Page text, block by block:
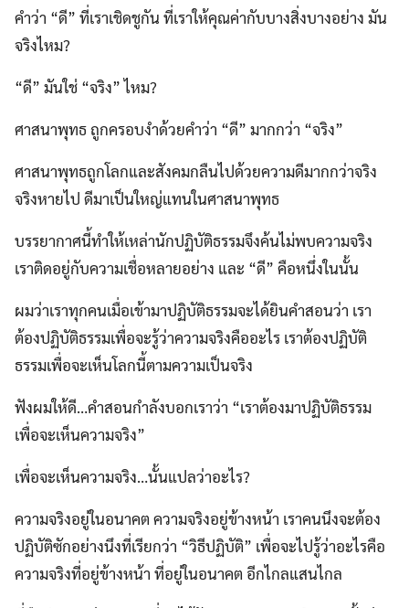
คำว่า “ดี” ที่เราเชิดชูกัน ที่เราให้คุณค่ากับบางสิ่งบางอย่าง มัน
จริงไหม?
“ดี” มันใช่ “จริง” ไหม?
ศาสนาพุทธ ถูกครอบงำด้วยคำว่า “ดี” มากกว่า “จริง”
ศาสนาพุทธถูกโลกและสังคมกลืนไปด้วยความดีมากกว่าจริง
จริงหายไป ดีมาเป็นใหญ่แทนในศาสนาพุทธ
บรรยากาศนี้ทำให้เหล่านักปฏิบัติธรรมจึงค้นไม่พบความจริง
เราติดอยู่กับความเชื่อหลายอย่าง และ “ดี” คือหนึ่งในนั้น
ผมว่าเราทุกคนเมื่อเข้ามาปฏิบัติธรรมจะได้ยินคำสอนว่า เรา
ต้องปฏิบัติธรรมเพื่อจะรู้ว่าความจริงคืออะไร เราต้องปฏิบัติ
ธรรมเพื่อจะเห็นโลกนี้ตามความเป็นจริง
ฟังผมให้ดี…คำสอนกำลังบอกเราว่า “เราต้องมาปฏิบัติธรรม
เพื่อจะเห็นความจริง”
เพื่อจะเห็นความจริง…นั้นแปลว่าอะไร?
ความจริงอยู่ในอนาคต ความจริงอยู่ข้างหน้า เราคนนึงจะต้อง
ปฏิบัติซักอย่างนึงที่เรียกว่า “วิธีปฏิบัติ” เพื่อจะไปรู้ว่าอะไรคือ
ความจริงที่อยู่ข้างหน้า ที่อยู่ในอนาคต อีกไกลแสนไกล